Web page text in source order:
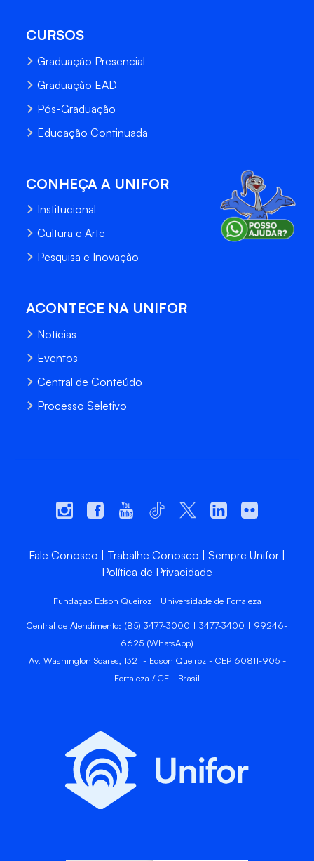
CURSOS
Graduação Presencial
Graduação EAD
Pós-Graduação
Educação Continuada
CONHEÇA A UNIFOR
Institucional
Cultura e Arte
Pesquisa e Inovação
ACONTECE NA UNIFOR
Notícias
Eventos
Central de Conteúdo
Processo Seletivo
Fale Conosco Trabalhe Conosco
Sempre Unifor
Política de Privacidade
Fundação Edson Queiroz | Universidade de Fortaleza
Central de Atendimento: (85) 3477-3000 | 3477-3400 | 99246-
6625 (WhatsApp)
Av. Washington Soares, 1321 - Edson Queiroz - CEP 60811-905 -
Fortaleza / CE - Brasil